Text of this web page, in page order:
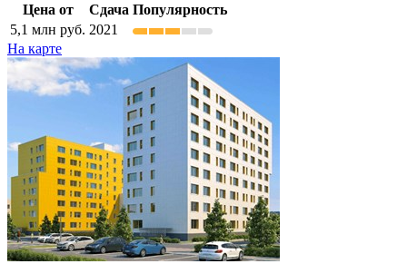
Цена от
Сдача Популярность
5,1 млн руб. 2021
На карте